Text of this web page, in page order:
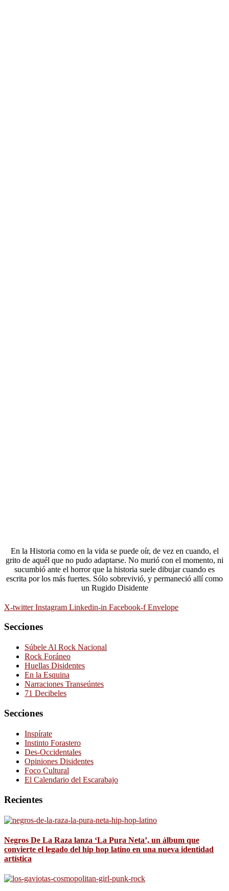
En la Historia como en la vida se puede oír, de vez en cuando, el
grito de aquél que no pudo adaptarse. No murió con el momento, ni
sucumbió ante el horror que la historia suele dibujar cuando es
escrita por los más fuertes. Sólo sobrevivió, y permaneció allí como
un Rugido Disidente
X-twitter Instagram Linkedin-in Facebook-f Envelope
Secciones
Súbele Al Rock Nacional
Rock Foráneo
Huellas Disidentes
En la Esquina
Narraciones Transeúntes
71 Decibeles
Secciones
Inspírate
Instinto Forastero
Des-Occidentales
Opiniones Disidentes
Foco Cultural
El Calendario del Escarabajo
Recientes
Negros De La Raza lanza ‘La Pura Neta’, un álbum que
convierte el legado del hip hop latino en una nueva identidad
artística